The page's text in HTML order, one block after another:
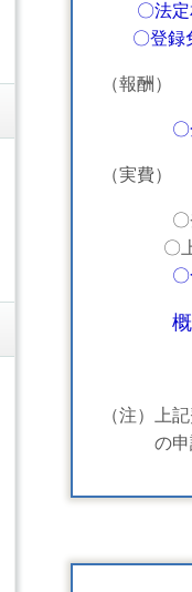
〇法定
〇登録免
（報酬）
（実費）
〇登録
〇上記
（注）上
の申請